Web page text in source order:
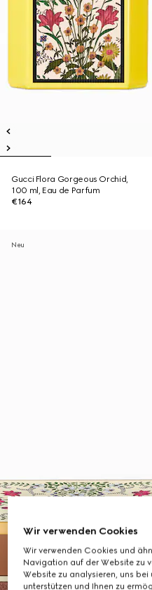
Gucci Flora Gorgeous Orchid,
100 ml, Eau de Parfum
€164
Neu
Wir verwenden Cookies
Wir verwenden Cookies und
Navigation auf der Website zu
Website zu analysieren, uns
unterstützen und Ihnen zu